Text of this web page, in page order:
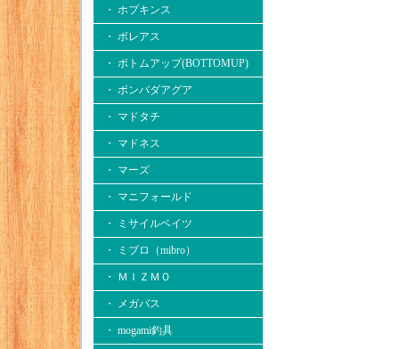
・ ホプキンス
・ ボレアス
・ ボトムアップ(BOTTOMUP)
・ ボンバダアグア
・ マドタチ
・ マドネス
・ マーズ
・ マニフォールド
・ ミサイルベイツ
・ ミブロ（mibro）
・ ＭＩＺＭＯ
・ メガバス
・ mogami釣具